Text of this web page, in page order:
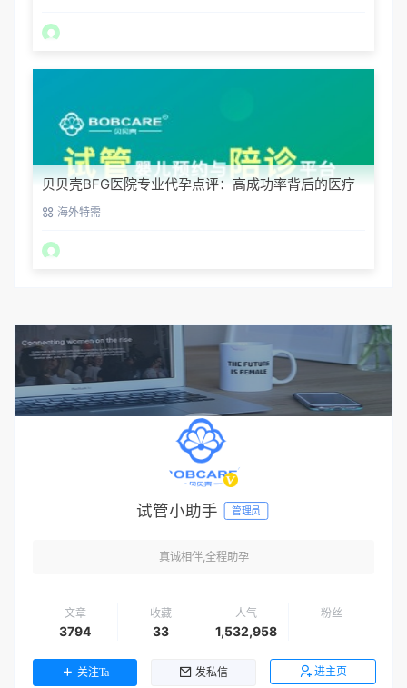
贝贝壳BFG医院专业代孕点评：高成功率背后的医疗
神话海外特需
试管小助手 管理员
真诚相伴,全程助孕
文章
3794
收藏
33
人气
1,532,958
粉丝
关注Ta 发私信 进主页